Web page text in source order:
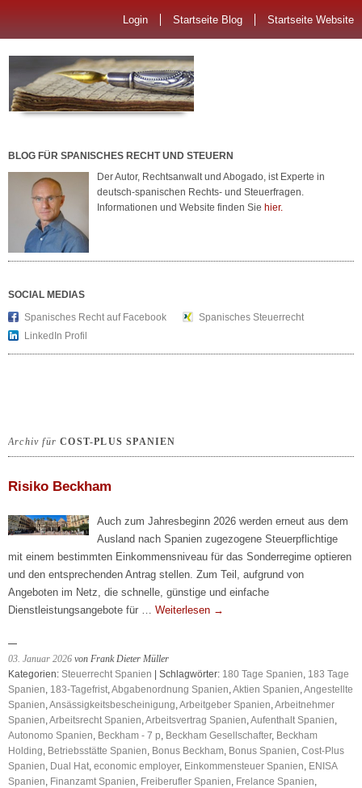
Login Startseite Blog Startseite Website
BLOG FÜR SPANISCHES RECHT UND STEUERN
Der Autor, Rechtsanwalt und Abogado, ist Experte in
deutsch-spanischen Rechts- und Steuerfragen.
Informationen und Website finden Sie hier.
SOCIAL MEDIAS
Spanisches Recht auf Facebook
Spanisches Steuerrecht
LinkedIn Profil
Archiv fürCOST-PLUS SPANIEN
Risiko Beckham
Auch zum Jahresbeginn 2026 werden erneut aus dem
Ausland nach Spanien zugezogene Steuerpflichtige
mit einem bestimmten Einkommensniveau für das Sonderregime optieren
und den entsprechenden Antrag stellen. Zum Teil, aufgrund von
Angeboten im Netz, die schnelle, günstige und einfache
Dienstleistungsangebote für … Weiterlesen →
03. Januar 2026 von Frank Dieter Müller
Kategorien: Steuerrecht Spanien | Schlagwörter: 180 Tage Spanien, 183 Tage
Spanien, 183-Tagefrist,Abgabenordnung Spanien,Aktien Spanien,Angestellte
Spanien,Ansässigkeitsbescheinigung,Arbeitgeber Spanien,Arbeitnehmer
Spanien,Arbeitsrecht Spanien,Arbeitsvertrag Spanien,Aufenthalt Spanien,
Autonomo Spanien, Beckham - 7 p, Beckham Gesellschafter, Beckham
Holding, Betriebsstätte Spanien, Bonus Beckham, Bonus Spanien, Cost-Plus
Spanien, Dual Hat, economic employer, Einkommensteuer Spanien, ENISA
Spanien, Finanzamt Spanien, Freiberufler Spanien, Frelance Spanien,